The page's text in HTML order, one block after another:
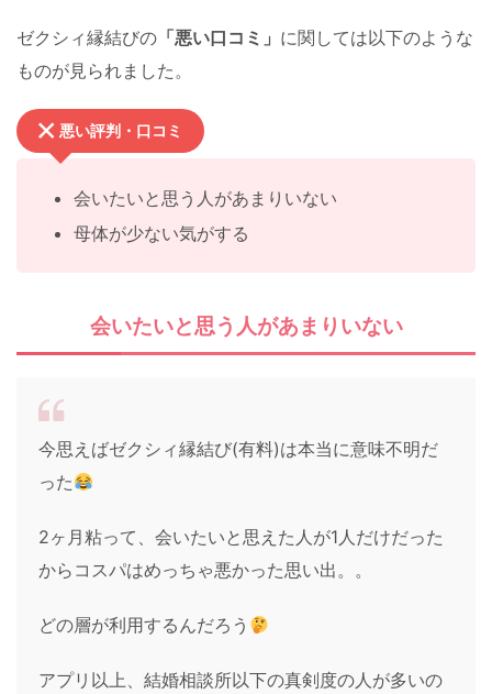
ゼクシィ縁結びの 「悪い口コミ」 に関しては以下のような
ものが見られました。
悪い評判・口コミ
会いたいと思う人があまりいない
母体が少ない気がする
会いたいと思う人があまりいない
今思えばゼクシィ縁結び(有料)は本当に意味不明だ
った
2ヶ月粘って、会いたいと思えた人が1人だけだった
からコスパはめっちゃ悪かった思い出。。
どの層が利用するんだろう
アプリ以上、結婚相談所以下の真剣度の人が多いの